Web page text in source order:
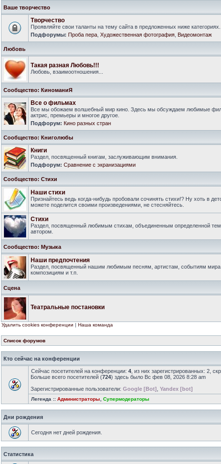
Ваше творчество
Творчество
Проявляйте свои таланты на тему сайта в предложенных ниже категориях.
Подфорумы: Проба пера Художественная фотография Видеомонтаж
Любовь
Такая разная Любовь!!!
Любовь, взаимоотношения...
Сообщество: КиноманиЯ
Все о фильмах
Все мы обожаем волшебный мир кино. Здесь мы обсуждаем любимые
актрис, премьеры и многое другое.
Подфорум: Кино разных стран
Сообщество: Книголюбы
Книги
Раздел, посвященный книгам, заслуживающим внимания.
Подфорум: Сравнение с экранизациями
Сообщество: Стихи
Наши стихи
Признайтесь ведь когда-нибудь пробовали сочинять стихи!? Ну хоть в
можете поделится своими произведениями, не стесняйтесь.
Стихи
Раздел, посвященный любимым стихам, объединенным определенной
автором.
Сообщество: Музыка
Наши предпочтения
Раздел, посвященный нашим любимым песням, артистам, событиям
композициям и т.п.
Сцена
Театральные постановки
Удалить cookies конференции | Наша команда
Список форумов
Кто сейчас на конференции
Сейчас посетителей на конференции: 4 , из них зарегистрированных: 2,
Больше всего посетителей (724) здесь было Вс фев 08, 2026 8:28 am
Зарегистрированные пользователи: Google [Bot] Yandex [bot]
Легенда :: Администраторы Супермодераторы
Дни рождения
Сегодня нет дней рождения.
Статистика